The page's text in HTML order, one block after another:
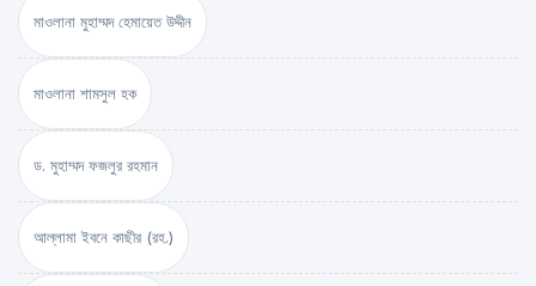
মাওলানা মুহাম্মদ হেমায়েত উদ্দীন
মাওলানা শামসুল হক
ড. মুহাম্মদ ফজলুর রহমান
আল্লামা ইবনে কাছীর (রহ.)